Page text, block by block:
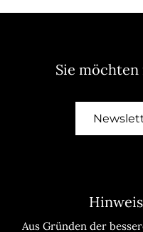
Sie möchten
Aus Gründen der